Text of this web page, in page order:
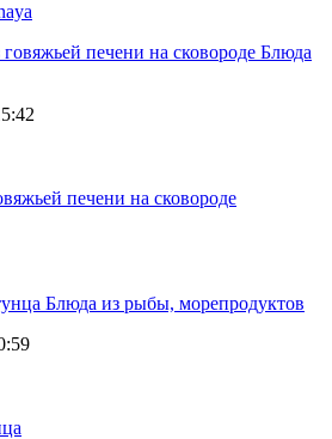
Блюда
печени на сковороде
Блюда из рыбы, морепродуктов